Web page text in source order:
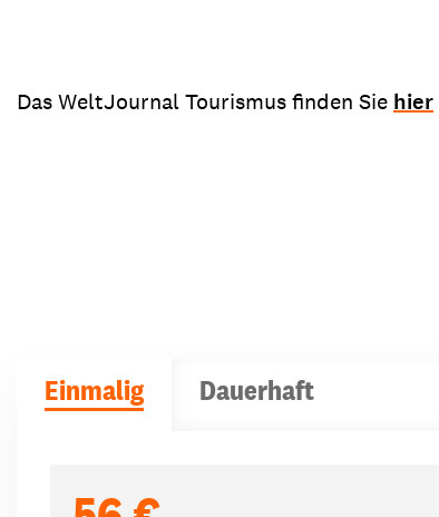
Das WeltJournal Tourismus finden Sie hier
Einmalig Dauerhaft